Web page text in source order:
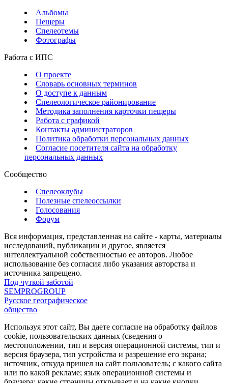
Альбомы
Пещеры
Спелеотемы
Фотографы
Работа с ИПС
О проекте
Словарь основных терминов
О доступе к данным
Спелеологическое районирование
Методика заполнения карточки пещеры
Работа с графикой
Контакты администраторов
Политика обработки персональных данных
Согласие посетителя сайта на обработку
персональных данных
Сообщество
Спелеоклубы
Полезные спелеоссылки
Голосования
Форум
Вся информация, представленная на сайте - карты, материалы
исследований, публикации и другое, является
интеллектуальной собственностью ее авторов. Любое
использование без согласия либо указания авторства и
источника запрещено.
Под чуткой заботой
SEMPROGROUP
Русское географическое
общество
Используя этот сайт, Вы даете согласие на обработку файлов
cookie, пользовательских данных (сведения о
местоположении, тип и версия операционной системы, тип и
версия браузера, тип устройства и разрешение его экрана;
источник, откуда пришел на сайт пользователь; с какого сайта
или по какой рекламе; язык операционной системы и